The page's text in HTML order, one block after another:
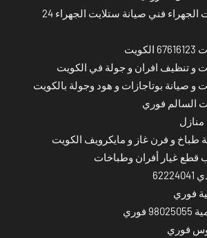
فني تصليح ستلايت الجهراء فني صيانة ستلايت الجهراء 24
و تنظيف افران و جولة في الكويت
و صيانة بوتاجازات و هود وجولة بالكويت
السالم فوري
منازل
طباخ و فرن غاز و مايكرويف الكويت
قطع غيار أفران وطباخات
فوري
فوري